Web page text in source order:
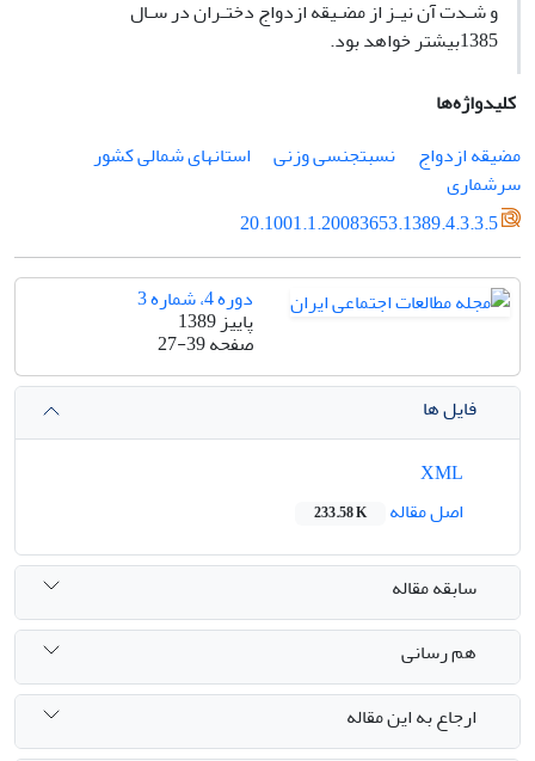
و شـدت آن نیـز از مضـیقه ازدواج دختـران در سـال
1385بیشتر خواهد بود.
کلیدواژه‌ها
مضیقه ازدواج
نسبتجنسی وزنی
استانهای شمالی کشور
سرشماری
20.1001.1.20083653.1389.4.3.3.5
دوره 4، شماره 3
پاییز 1389
صفحه27-39
فایل ها
اصل مقاله
233.58 K
سابقه مقاله
هم رسانی
ارجاع به این مقاله